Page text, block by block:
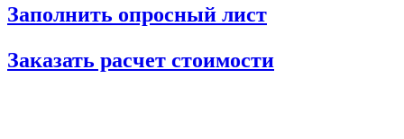
Заполнить опросный лист
Заказать расчет стоимости